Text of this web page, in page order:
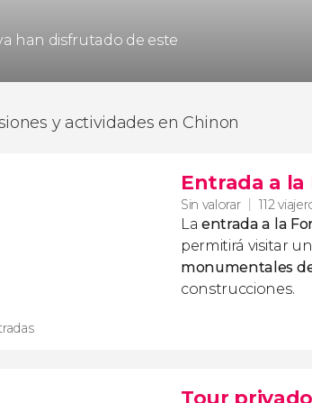
han disfrutado de este
y actividades en Chinon
Entrada a la
Sin valorar 112
Laentrada a la
permitirá visitar
monumentales
construcciones.
Tour